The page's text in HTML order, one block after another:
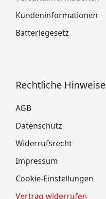
Kundeninformationen
Batteriegesetz
Rechtliche Hinweise
AGB
Datenschutz
Widerrufsrecht
Impressum
Cookie-Einstellungen
Vertrag widerrufen